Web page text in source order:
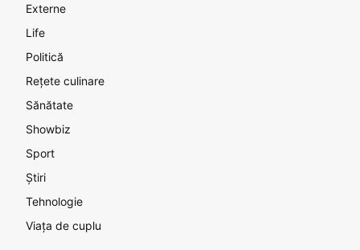
Externe
Life
Politică
Rețete culinare
Sănătate
Showbiz
Sport
Știri
Tehnologie
Viața de cuplu